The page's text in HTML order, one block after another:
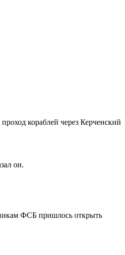
кораблей через Керченский
он.
ФСБ пришлось открыть